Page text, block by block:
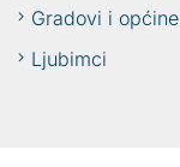
Gradovi i općine
Ljubimci